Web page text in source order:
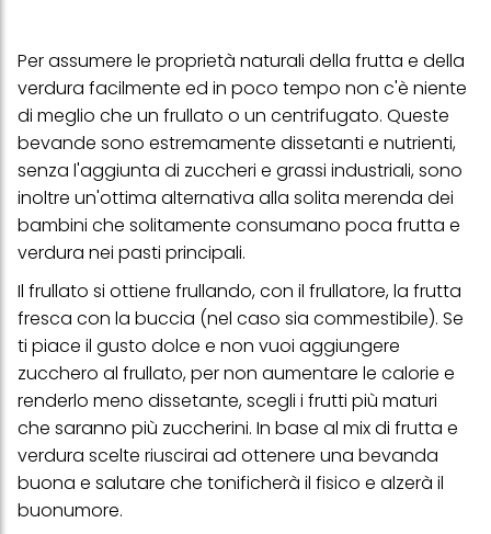
Per assumere le proprietà naturali della frutta e della
verdura facilmente ed in poco tempo non c'è niente
di meglio che un frullato o un centrifugato. Queste
bevande sono estremamente dissetanti e nutrienti,
senza l'aggiunta di zuccheri e grassi industriali, sono
inoltre un'ottima alternativa alla solita merenda dei
bambini che solitamente consumano poca frutta e
verdura nei pasti principali.
Il frullato si ottiene frullando, con il frullatore, la frutta
fresca con la buccia (nel caso sia commestibile). Se
ti piace il gusto dolce e non vuoi aggiungere
zucchero al frullato, per non aumentare le calorie e
renderlo meno dissetante, scegli i frutti più maturi
che saranno più zuccherini. In base al mix di frutta e
verdura scelte riuscirai ad ottenere una bevanda
buona e salutare che tonificherà il fisico e alzerà il
buonumore.